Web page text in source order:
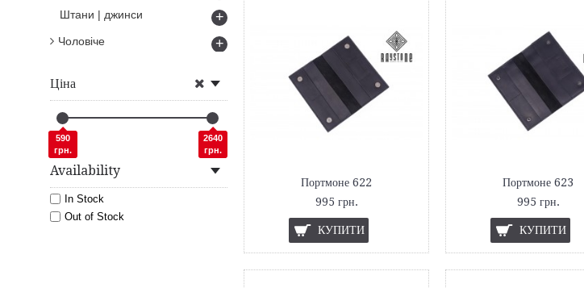
Штани | джинси +
Чоловіче +
Ціна
590
грн.
2640
грн.
Availability
In Stock
Out of Stock
Портмоне 622
995 грн.
КУПИТИ
Портмоне 623
995 грн.
КУПИТИ